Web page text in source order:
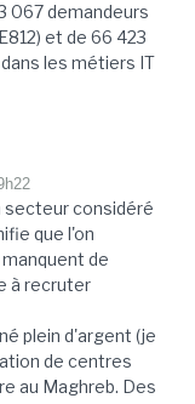
067 demandeurs
et de 66 423
les métiers IT
secteur considéré
que l'on
de
à recruter
plein d'argent (je
de centres
au Maghreb. Des